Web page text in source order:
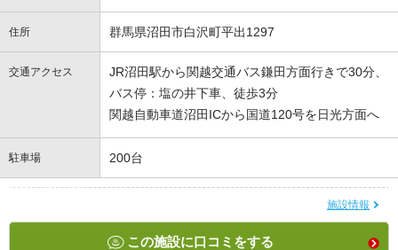
住所 群馬県沼田市白沢町平出1297
交通アクセス
JR沼田駅から関越交通バス鎌田方面行きで30分、
バス停：塩の井下車、徒歩3分
関越自動車道沼田ICから国道120号を日光方面へ
駐車場 200台
施設情報
この施設に口コミをする